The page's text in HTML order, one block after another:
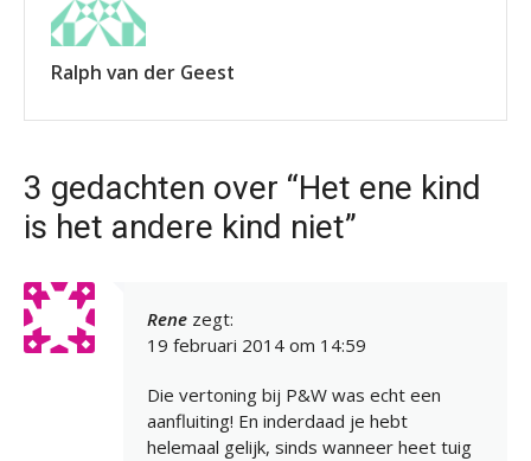
Ralph van der Geest
3 gedachten over “Het ene kind
is het andere kind niet”
Rene zegt:
19 februari 2014 om 14:59
Die vertoning bij P&W was echt een
aanfluiting! En inderdaad je hebt
helemaal gelijk, sinds wanneer heet tuig